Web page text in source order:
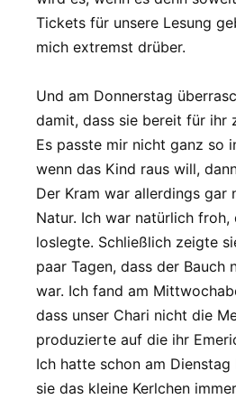
Tickets für unsere Lesung
mich extremst drüber.
Und am Donnerstag
damit, dass sie bereit für ihr
Es passte mir nicht ganz so
wenn das Kind raus will,
Der Kram war allerdings gar
Natur. Ich war natürlich froh,
loslegte. Schließlich zeigte
paar Tagen, dass der Bauch
war. Ich fand am
dass unser Chari nicht die
produzierte auf die ihr
Ich hatte schon am
sie das kleine Kerlchen